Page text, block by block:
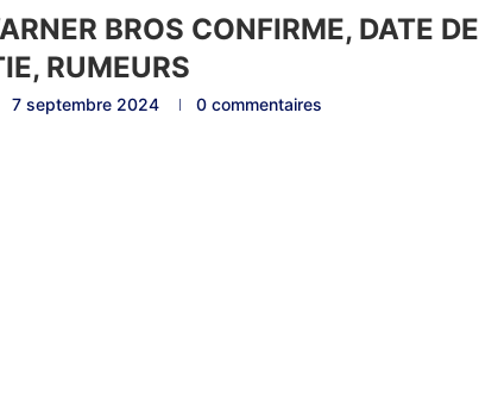
BROS CONFIRME, DATE DE
RUMEURS
7 septembre 2024 0 commentaires